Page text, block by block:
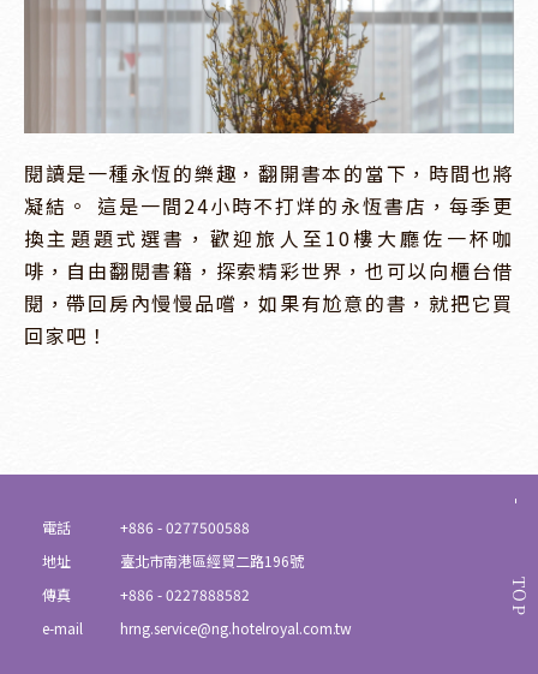
閱讀是一種永恆的樂趣，翻開書本的當下，時間也將
凝結。 這是一間24小時不打烊的永恆書店，每季更
換主題題式選書，歡迎旅人至10樓大廳佐一杯咖
啡，自由翻閱書籍，探索精彩世界，也可以向櫃台借
閱，帶回房內慢慢品嚐，如果有尬意的書，就把它買
回家吧！
TOP
電話
+886 - 0277500588
地址
臺北市南港區經貿二路196號
傳真
+886 - 0227888582
e-mail
hrng.service@ng.hotelroyal.com.tw